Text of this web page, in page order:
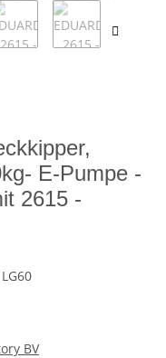
E-Pumpe -
2615 -
BV